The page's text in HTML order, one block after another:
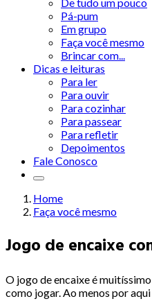
Pá-pum
Em grupo
Faça você mesmo
Brincar com...
Dicas e leituras
Para ler
Para ouvir
Para cozinhar
Para passear
Para refletir
Depoimentos
Fale Conosco
Home
Faça você mesmo
Jogo de encaixe
O jogo de encaixe é
como jogar. Ao menos por